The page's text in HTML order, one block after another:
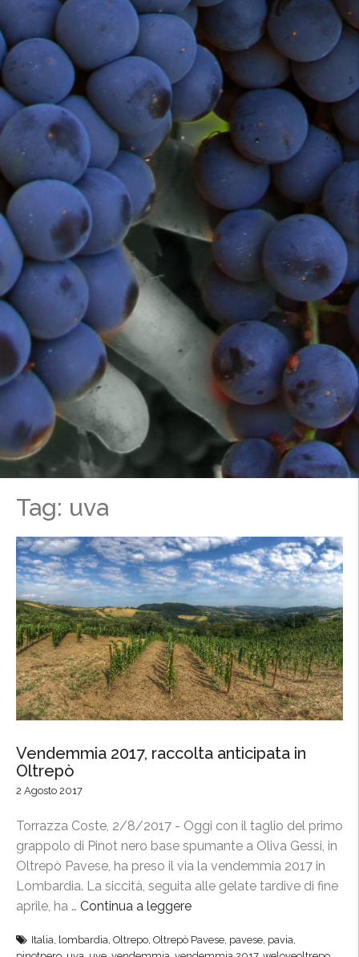
Tag: uva
Vendemmia 2017, raccolta anticipata in
Oltrepò
2 Agosto 2017
Torrazza Coste, 2/8/2017 - Oggi con il taglio del primo
grappolo di Pinot nero base spumante a Oliva Gessi, in
Oltrepò Pavese, ha preso il via la vendemmia 2017 in
Lombardia. La siccità, seguita alle gelate tardive di fine
aprile, ha … Continua a leggere
e
Italia lombardia Oltrepo Oltrepò Pavese pavese pavia